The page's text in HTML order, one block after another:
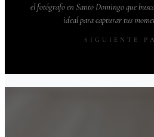
el fotógrafo en Santo Domingo que
ideal para capturar tus
SIGUIENTE